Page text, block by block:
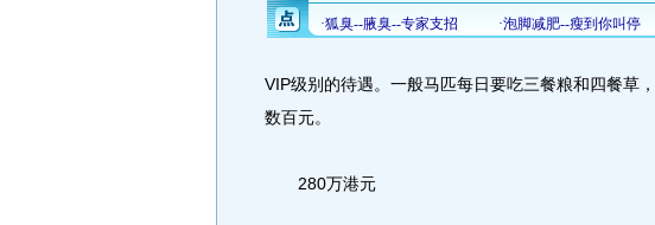
VIP级别的待遇。一般马匹每日要吃三餐粮和四餐草
数百元。
280万港元